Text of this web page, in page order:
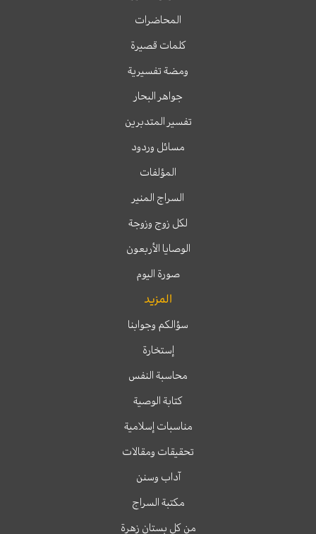
المحاضرات
كلمات قصيرة
ومضة تفسيرية
جواهر البحار
تفسير المتدبرين
مسائل وردود
المؤلفات
السراج المنير
لكل زوج وزوجة
الوصايا الأربعون
صورة اليوم
المزيد
سؤالكم وجوابنا
إستخارة
محاسبة النفس
كتابة الوصية
مناسبات إسلامية
تحقيقات ومقالات
آداب وسنن
مكتبة السراج
من كل بستان زهرة